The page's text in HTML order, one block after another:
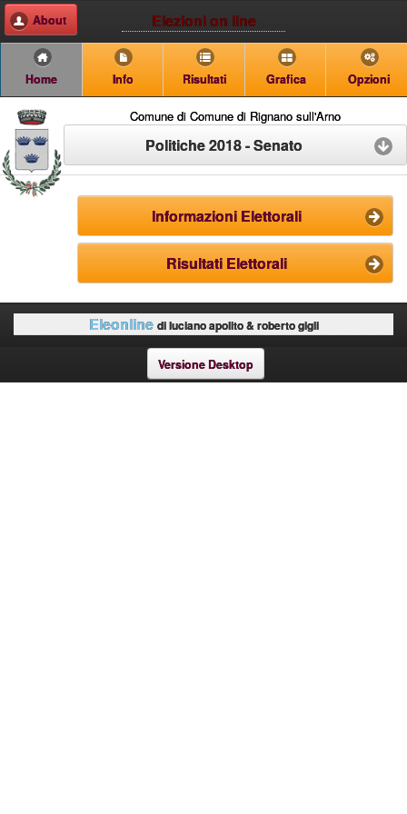
Elezioni on line
About
Home Info Risultati Grafica Opzioni
Comune di Comune di Rignano sull'Arno
Politiche 2018 - Senato
Informazioni Elettorali
Risultati Elettorali
Eleonline di luciano apolito & roberto gigli
Versione Desktop